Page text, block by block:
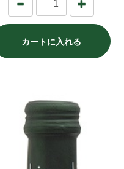
カートに入れる